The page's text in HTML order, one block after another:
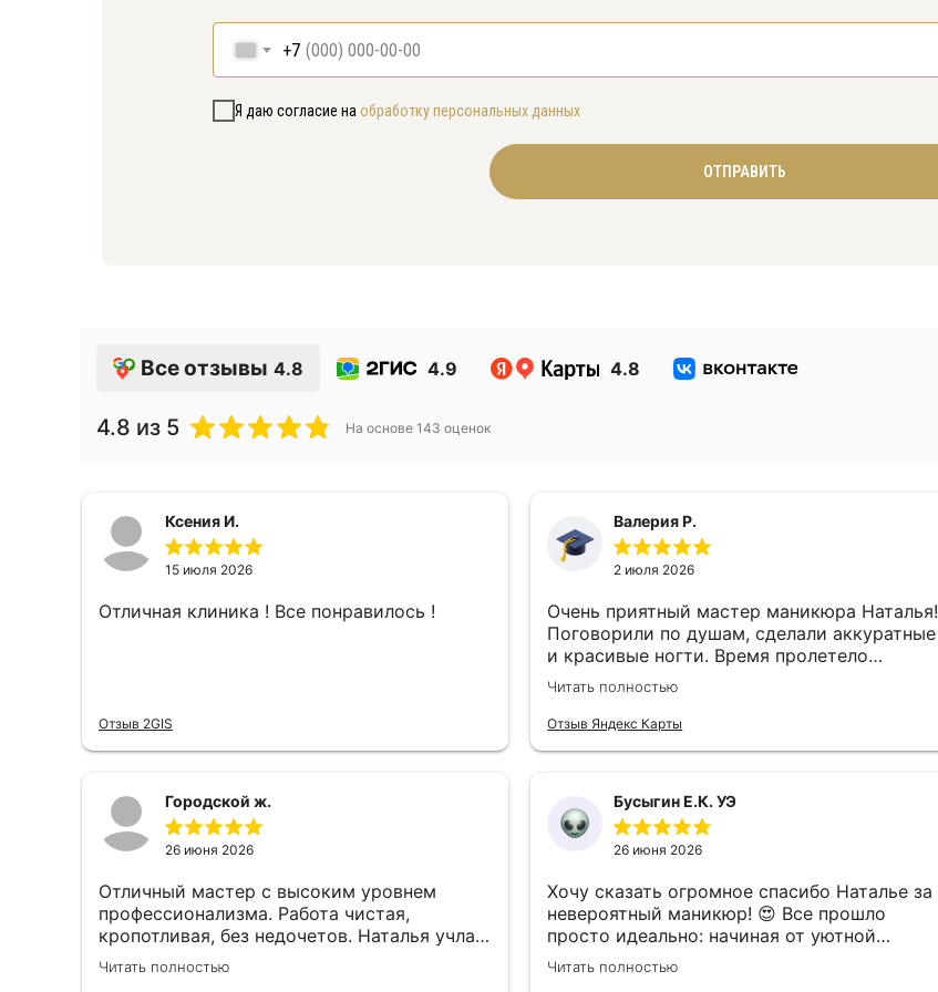
+7
Я даю согласие на обработку персональных данных
ОТПРАВИТЬ
Все отзывы 4.8 4.9 4.8
4.8 из 5 На основе 143 оценок
Ксения И.
15 июля 2026
Отличная клиника ! Все понравилось !
Отзыв 2GIS
Валерия Р.
2 июля 2026
Очень приятный мастер маникюра Наталья!
Поговорили по душам, сделали аккуратные
и красивые ногти. Время пролетело
незаметно! Спасибо большое ♥️
Читать полностью
Отзыв Яндекс Карты
Городской ж.
26 июня 2026
Отличный мастер с высоким уровнем
профессионализма. Работа чистая,
кропотливая, без недочетов. Наталья учла
все мои пожелания и дала грамотные
рекомендации по форме и цвету. Маникюр
Читать полностью
Бусыгин Е.К. УЭ
26 июня 2026
Хочу сказать огромное спасибо Наталье за
невероятный маникюр! 😍 Все прошло
просто идеально: начиная от уютной
атмосферы и заканчивая безупречным
результатом. Каждый этап выполнен
Читать полностью